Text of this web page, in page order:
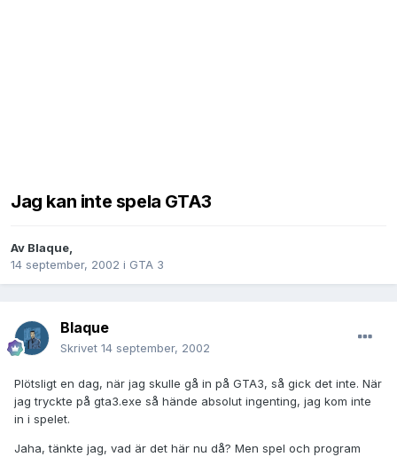
Jag kan inte spela GTA3
Av Blaque,
14 september, 2002 i GTA 3
Blaque
Skrivet 14 september, 2002
Plötsligt en dag, när jag skulle gå in på GTA3, så gick det inte. När
jag tryckte på gta3.exe så hände absolut ingenting, jag kom inte
in i spelet.
Jaha, tänkte jag, vad är det här nu då? Men spel och program